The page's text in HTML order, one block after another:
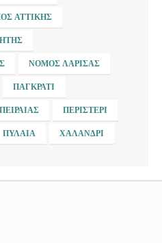
ΑΤΤΙΚΉΣ
ΝΟΜΌΣ ΛΆΡΙΣΑΣ
ΠΑΓΚΡΆΤΙ
ΠΕΙΡΑΙΆΣ ΠΕΡΙΣΤΈΡΙ
ΠΥΛΑΊΑ ΧΑΛΆΝΔΡΙ